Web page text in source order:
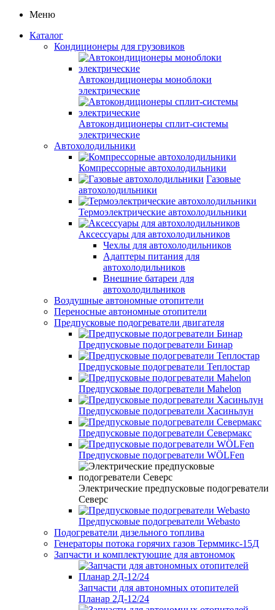
Меню
Каталог
Кондиционеры для грузовиков
Автокондиционеры моноблоки
электрические
Автокондиционеры сплит-системы
электрические
Автохолодильники
Компрессорные автохолодильники
Газовые
автохолодильники
Термоэлектрические автохолодильники
Аксессуары для автохолодильников
Чехлы для автохолодильников
Адаптеры питания для
автохолодильников
Внешние батареи для
автохолодильников
Воздушные автономные отопители
Переносные автономные отопители
Предпусковые подогреватели двигателя
Предпусковые подогреватели Бинар
Предпусковые подогреватели Теплостар
Предпусковые подогреватели Mahelon
Предпусковые подогреватели Хасиньлун
Предпусковые подогреватели Севермакс
Предпусковые подогреватели WÖLFen
Электрические предпусковые подогреватели
Северс
Предпусковые подогреватели Webasto
Подогреватели дизельного топлива
Генераторы потока горячих газов Терммикс-15Д
Запчасти и комплектующие для автономок
Запчасти для автономных отопителей
Планар 2Д-12/24